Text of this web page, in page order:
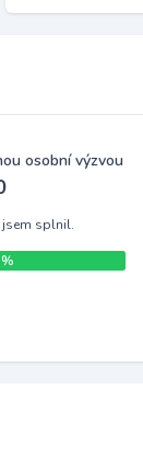
osobní výzvou
splnil.